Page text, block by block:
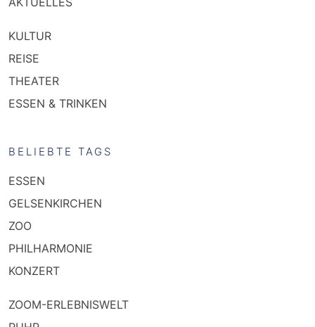
KULTUR
REISE
THEATER
ESSEN & TRINKEN
BELIEBTE TAGS
ESSEN
GELSENKIRCHEN
ZOO
PHILHARMONIE
KONZERT
ZOOM-ERLEBNISWELT